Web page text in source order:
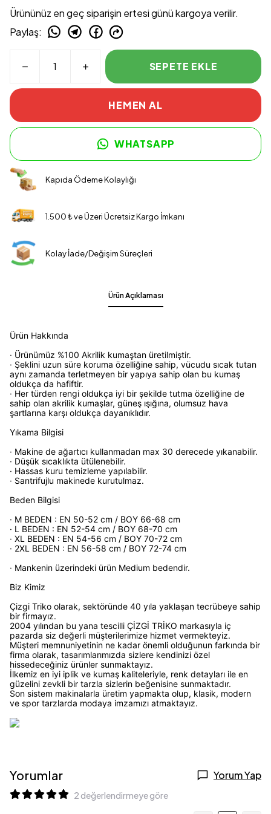
Ürününüz en geç siparişin ertesi günü kargoya verilir.
Paylaş:
SEPETE EKLE
HEMEN AL
WHATSAPP
Kapıda Ödeme Kolaylığı
1.500 ₺ ve Üzeri Ücretsiz Kargo İmkanı
Kolay İade/Değişim Süreçleri
Ürün Açıklaması
Ürün Hakkında
· Ürünümüz %100 Akrilik kumaştan üretilmiştir.
· Şeklini uzun süre koruma özelliğine sahip, vücudu sıcak tutan
aynı zamanda terletmeyen bir yapıya sahip olan bu kumaş
oldukça da hafiftir.
· Her türden rengi oldukça iyi bir şekilde tutma özelliğine de
sahip olan akrilik kumaşlar, güneş ışığına, olumsuz hava
şartlarına karşı oldukça dayanıklıdır.
Yıkama Bilgisi
· Makine de ağartıcı kullanmadan max 30 derecede yıkanabilir.
· Düşük sıcaklıkta ütülenebilir.
· Hassas kuru temizleme yapılabilir.
· Santrifujlu makinede kurutulmaz.
Beden Bilgisi
· M BEDEN : EN 50-52 cm / BOY 66-68 cm
· L BEDEN : EN 52-54 cm / BOY 68-70 cm
· XL BEDEN : EN 54-56 cm / BOY 70-72 cm
· 2XL BEDEN : EN 56-58 cm / BOY 72-74 cm
· Mankenin üzerindeki ürün Medium bedendir.
Biz Kimiz
Çizgi Triko olarak, sektöründe 40 yıla yaklaşan tecrübeye sahip
bir firmayız.
2004 yılından bu yana tescilli ÇİZGİ TRİKO markasıyla iç
pazarda siz değerli müşterilerimize hizmet vermekteyiz.
Müşteri memnuniyetinin ne kadar önemli olduğunun farkında bir
firma olarak, tasarımlarımızda sizlere kendinizi özel
hissedeceğiniz ürünler sunmaktayız.
İlkemiz en iyi iplik ve kumaş kaliteleriyle, renk detayları ile en
güzelini zevkli bir tarzla sizlerin beğenisine sunmaktadır.
Son sistem makinalarla üretim yapmakta olup, klasik, modern
ve spor tarzlarda modaya imzamızı atmaktayız.
Yorumlar Yorum Yap
2 değerlendirmeye göre